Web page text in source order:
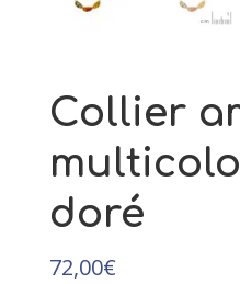
Collier
doré
72,00€